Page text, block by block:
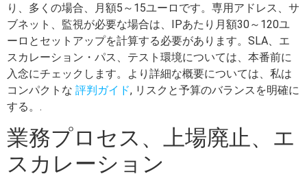
り、多くの場合、月額5～15ユーロです。専用アドレス、サ
ブネット、監視が必要な場合は、IPあたり月額30～120ユ
ーロとセットアップを計算する必要があります。SLA、エ
スカレーション・パス、テスト環境については、本番前に
入念にチェックします。より詳細な概要については、私は
コンパクトな 評判ガイド, リスクと予算のバランスを明確に
する。.
業務プロセス、上場廃止、エ
スカレーション